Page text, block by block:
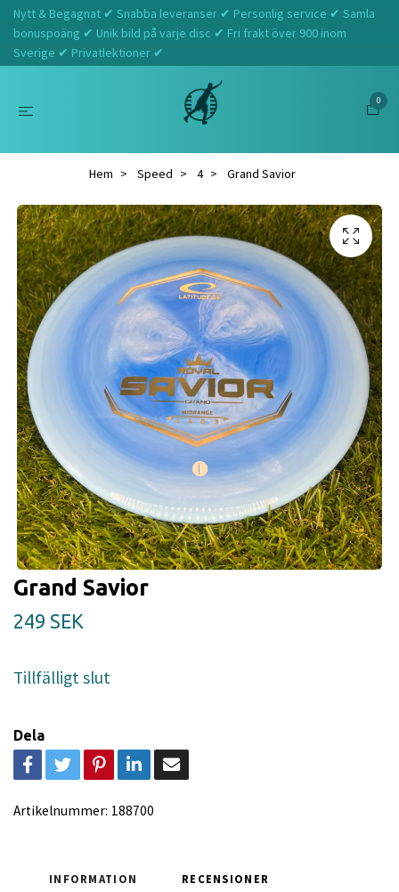
Nytt & Begagnat ✔ Snabba leveranser ✔ Personlig service ✔ Samla
bonuspoäng ✔ Unik bild på varje disc ✔ Fri frakt över 900 inom
Sverige ✔ Privatlektioner ✔
0
Hem Speed 4 Grand Savior
Grand Savior
249 SEK
Tillfälligt slut
Dela
Artikelnummer: 188700
INFORMATION RECENSIONER